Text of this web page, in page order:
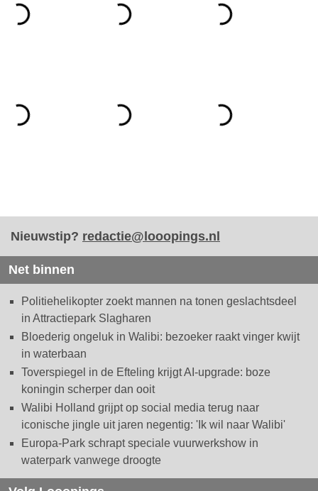
Nieuwstip? redactie@looopings.nl
Net binnen
Politiehelikopter zoekt mannen na tonen geslachtsdeel
in Attractiepark Slagharen
Bloederig ongeluk in Walibi: bezoeker raakt vinger kwijt
in waterbaan
Toverspiegel in de Efteling krijgt AI-upgrade: boze
koningin scherper dan ooit
Walibi Holland grijpt op social media terug naar
iconische jingle uit jaren negentig: 'Ik wil naar Walibi'
Europa-Park schrapt speciale vuurwerkshow in
waterpark vanwege droogte